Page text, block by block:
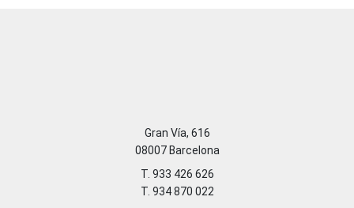
Gran Vía, 616
08007 Barcelona
T. 933 426 626
T. 934 870 022